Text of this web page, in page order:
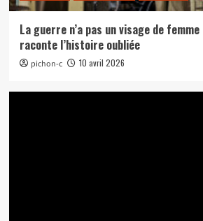
La guerre n’a pas un visage de
raconte l’histoire oubliée
pichon-c 10 avril 2026